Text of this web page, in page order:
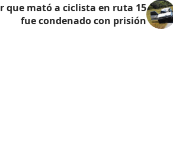
que mató a ciclista en ruta 15
fue condenado con prisión